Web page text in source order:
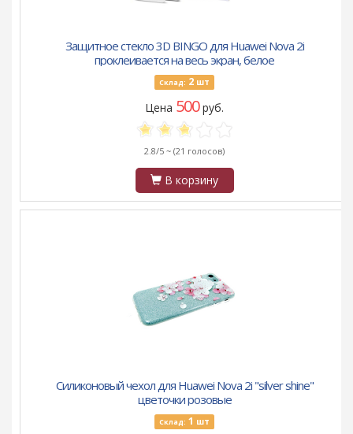
Защитное стекло 3D BINGO для Huawei Nova 2i
проклеивается на весь экран, белое
Склад: 2 шт
Цена 500руб.
2.8/5 ~ (21 голосов)
В корзину
Силиконовый чехол для Huawei Nova 2i "silver shine"
цветочки розовые
Склад: 1 шт